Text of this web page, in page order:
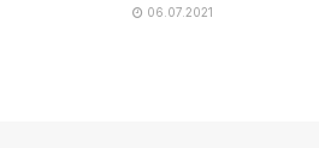
06.07.2021